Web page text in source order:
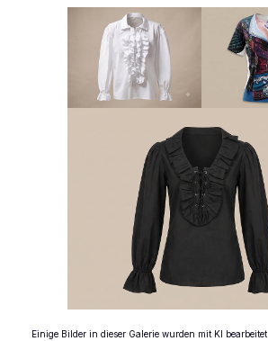
Einige Bilder in dieser Galerie wurden mit KI bearbeitet